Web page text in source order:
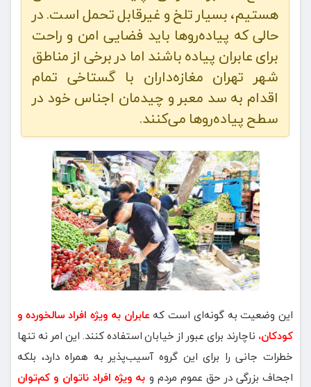
هستیم، بسیار تلخ و غیرقابل تحمل است. در
حالی که پیاده‌روها باید فضایی امن و راحت
برای عابران پیاده باشند اما در برخی از مناطق
شهر تهران مغازه‌داران با گستاخی تمام
اقدام به سد معبر و چیدمان اجناس خود در
سطح پیاده‌روها می‌کنند.
این وضعیت به گونه‌ای است کهعابران به ویژه افراد سالخورده و
کودکان، ناچارند برای عبور از خیابان استفاده کنند. این امر نه تنها
خطرات جانی را برای این گروه‌ آسیب‌پذیر به همراه دارد، بلکه
اجحاف بزرگی در حق عموم مردم و به ویژه افراد ناتوان و کم‌توان